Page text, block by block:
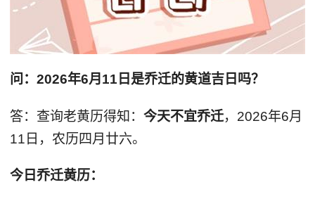
问：2026年6月11日是乔迁的黄道吉日吗？
答：查询老黄历得知： 今天不宜乔迁，2026年6月
11日，农历四月廿六。
今日乔迁黄历：